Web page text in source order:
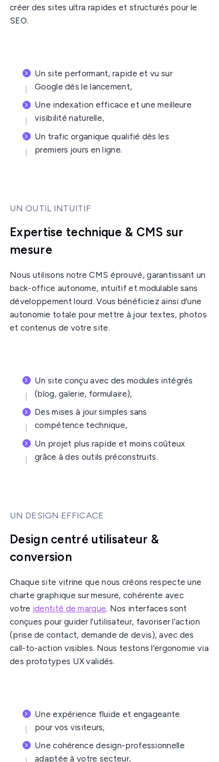
créer des sites ultra rapides et structurés pour le
SEO.
Un site performant, rapide et vu sur
Google dès le lancement,
Une indexation efficace et une meilleure
visibilité naturelle,
Un trafic organique qualifié dès les
premiers jours en ligne.
UN OUTIL INTUITIF
Expertise technique & CMS sur
mesure
Nous utilisons notre CMS éprouvé, garantissant un
back-office autonome, intuitif et modulable sans
développement lourd. Vous bénéficiez ainsi d'une
autonomie totale pour mettre à jour textes, photos
et contenus de votre site.
Un site conçu avec des modules intégrés
(blog, galerie, formulaire),
Des mises à jour simples sans
compétence technique,
Un projet plus rapide et moins coûteux
grâce à des outils préconstruits.
UN DESIGN EFFICACE
Design centré utilisateur &
conversion
Chaque site vitrine que nous créons respecte une
charte graphique sur mesure, cohérente avec
votre identité de marque. Nos interfaces sont
conçues pour guider l’utilisateur, favoriser l’action
(prise de contact, demande de devis), avec des
call-to-action visibles. Nous testons l’ergonomie via
des prototypes UX validés.
Une expérience fluide et engageante
pour vos visiteurs,
Une cohérence design-professionnelle
adaptée à votre secteur,